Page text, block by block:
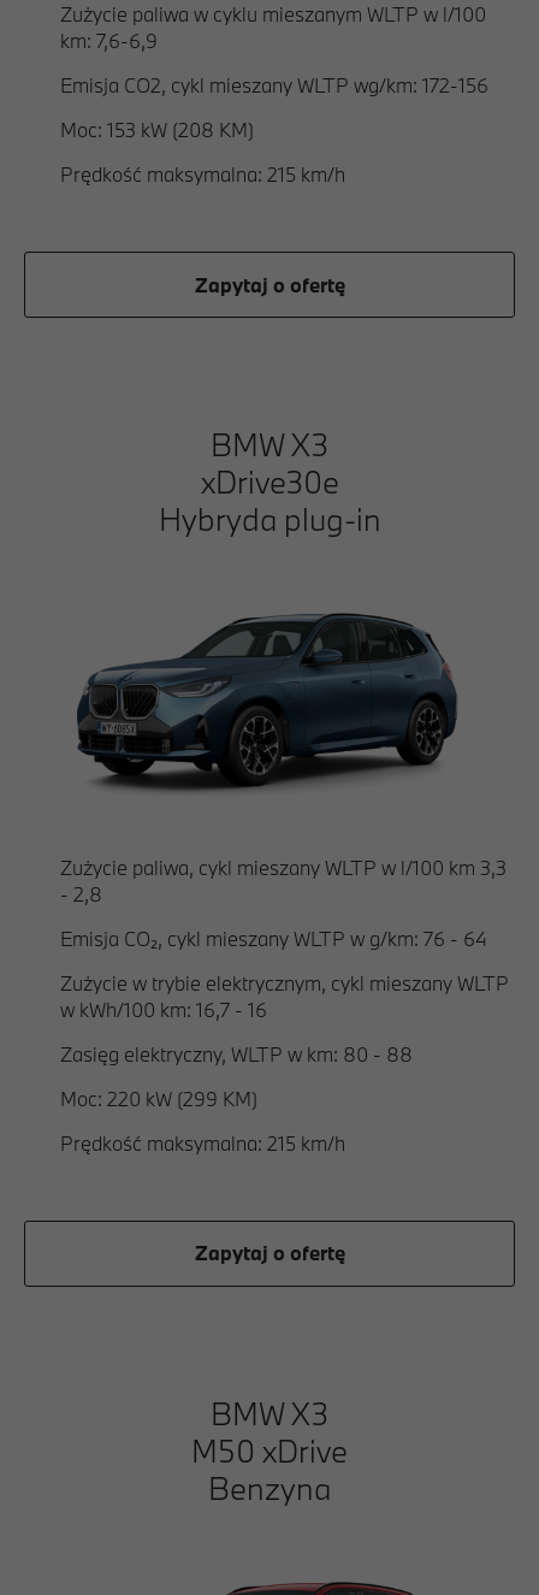
Zużycie paliwa w cyklu mieszanym WLTP w l/100
km: 7,6-6,9
Emisja CO2, cykl mieszany WLTP wg/km: 172-156
Moc: 153 kW (208 KM)
Prędkość maksymalna: 215 km/h
Zapytaj o ofertę
BMW X3
xDrive30e
Hybryda plug-in
Zużycie paliwa, cykl mieszany WLTP w l/100 km 3,3
- 2,8
Emisja CO₂, cykl mieszany WLTP w g/km: 76 - 64
Zużycie w trybie elektrycznym, cykl mieszany WLTP
w kWh/100 km: 16,7 - 16
Zasięg elektryczny, WLTP w km: 80 - 88
Moc: 220 kW (299 KM)
Prędkość maksymalna: 215 km/h
Zapytaj o ofertę
BMW X3
M50 xDrive
Benzyna